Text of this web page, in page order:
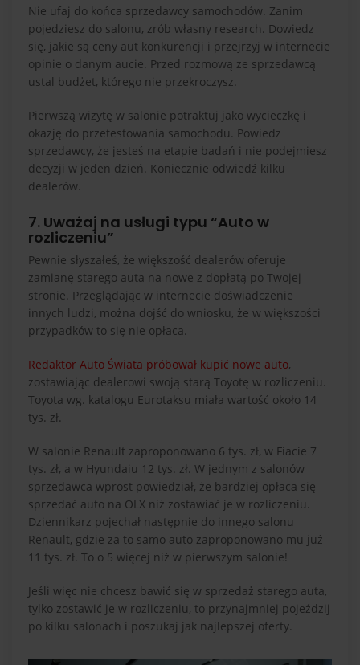
Nie ufaj do końca sprzedawcy samochodów. Zanim
pojedziesz do salonu, zrób własny research. Dowiedz
się, jakie są ceny aut konkurencji i przejrzyj w internecie
opinie o danym aucie. Przed rozmową ze sprzedawcą
ustal budżet, którego nie przekroczysz.
Pierwszą wizytę w salonie potraktuj jako wycieczkę i
okazję do przetestowania samochodu. Powiedz
sprzedawcy, że jesteś na etapie badań i nie podejmiesz
decyzji w jeden dzień. Koniecznie odwiedź kilku
dealerów.
7. Uważaj na usługi typu “Auto w
rozliczeniu”
Pewnie słyszałeś, że większość dealerów oferuje
zamianę starego auta na nowe z dopłatą po Twojej
stronie. Przeglądając w internecie doświadczenie
innych ludzi, można dojść do wniosku, że w większości
przypadków to się nie opłaca.
Redaktor Auto Świata próbował kupić nowe auto,
zostawiając dealerowi swoją starą Toyotę w rozliczeniu.
Toyota wg. katalogu Eurotaksu miała wartość około 14
tys. zł.
W salonie Renault zaproponowano 6 tys. zł, w Fiacie 7
tys. zł, a w Hyundaiu 12 tys. zł. W jednym z salonów
sprzedawca wprost powiedział, że bardziej opłaca się
sprzedać auto na OLX niż zostawiać je w rozliczeniu.
Dziennikarz pojechał następnie do innego salonu
Renault, gdzie za to samo auto zaproponowano mu już
11 tys. zł. To o 5 więcej niż w pierwszym salonie!
Jeśli więc nie chcesz bawić się w sprzedaż starego auta,
tylko zostawić je w rozliczeniu, to przynajmniej pojeździj
po kilku salonach i poszukaj jak najlepszej oferty.